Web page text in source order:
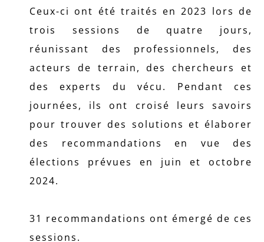
Ceux-ci ont été traités en 2023 lors de
trois sessions de quatre jours,
réunissant des professionnels, des
acteurs de terrain, des chercheurs et
des experts du vécu. Pendant ces
journées, ils ont croisé leurs savoirs
pour trouver des solutions et élaborer
des recommandations en vue des
élections prévues en juin et octobre
2024.
31 recommandations ont émergé de ces
sessions.